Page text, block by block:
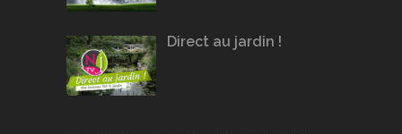
Direct au jardin !